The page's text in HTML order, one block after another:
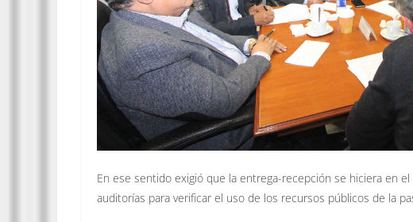
En ese sentido exigió que la entrega-recepción se hiciera en
auditorías para verificar el uso de los recursos públicos de la